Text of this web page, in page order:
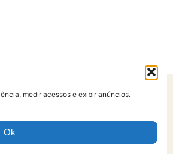
medir acessos e exibir anúncios.
Ok